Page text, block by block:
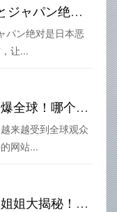
痛快TV スカッとジャパン绝对是日本恶搞综艺中的巅峰之作
パン绝对是日本恶
让...
日本综艺节目火爆全球！哪个网站最受欢迎？
来越受到全球观众
网站...
日本综艺弟弟认姐姐大揭秘！为什么这种真人秀会吸引那么多人？